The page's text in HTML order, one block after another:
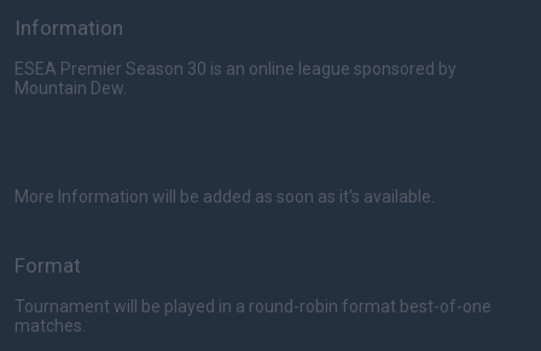
Information
ESEA Premier Season 30 is an online league sponsored by
Mountain Dew.
More Information will be added as soon as it's available.
Format
Tournament will be played in a round-robin format best-of-one
matches.